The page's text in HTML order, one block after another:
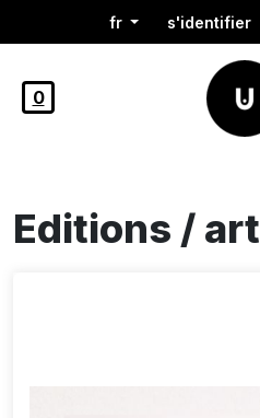
fr s'identifier
0
Editions / art